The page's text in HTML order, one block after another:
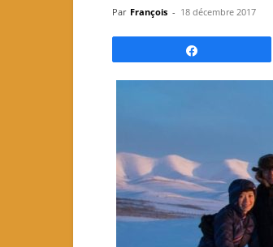
Par François - 18 décembre 2017